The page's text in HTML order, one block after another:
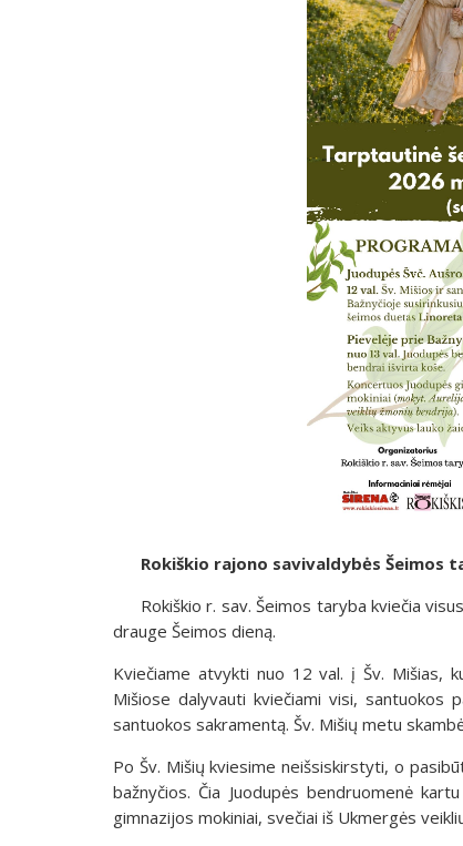
Rokiškio rajono savivaldybės Šeimos
Rokiškio r. sav. Šeimos taryba kviečia
drauge Šeimos dieną.
Kviečiame atvykti nuo 12 val. į Šv. Mišias,
Mišiose dalyvauti kviečiami visi,
santuokos sakramentą. Šv. Mišių metu
Po Šv. Mišių kviesime neišsiskirstyti, o
bažnyčios. Čia Juodupės bendruomenė
gimnazijos mokiniai, svečiai iš Ukmergės